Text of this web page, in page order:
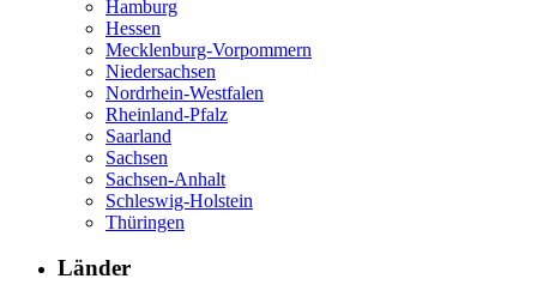
Hamburg
Hessen
Mecklenburg-Vorpommern
Niedersachsen
Nordrhein-Westfalen
Rheinland-Pfalz
Saarland
Sachsen
Sachsen-Anhalt
Schleswig-Holstein
Thüringen
Länder